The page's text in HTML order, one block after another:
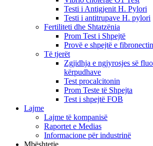
Testi i Antigjenit H. Pylori
Testi i antitrupave H. pylori
Fertiliteti dhe Shtatzënia
Prom Test i Shpejtë
Provë e shpejtë e
Të tjerët
Zgjidhja e ngjyrosjes së
kërpudhave
Test procalcitonin
Prom Teste të Shpejta
Test i shpejtë FOB
Lajme
Lajme të kompanisë
Raportet e Medias
Informacione për industrinë
Mbështetje